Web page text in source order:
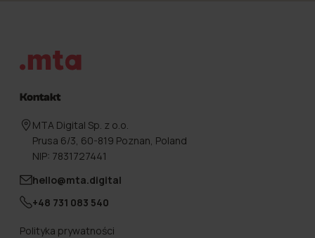
Stopka
Kontakt
MTA Digital Sp. z o.o.
Prusa 6/3, 60-819 Poznan, Poland
NIP: 7831727441
hello@mta.digital
+48 731 083 540
Polityka prywatności